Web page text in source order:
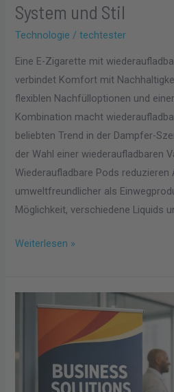
System und Stil
Technologie /techtester
Eine E-Zigarette mit
verbindet Komfort mit
flexiblen Nachfülloptionen und
Kombination macht
beliebten Trend in der Dampfer-
der Wahl einer wiederaufladbaren
Wiederaufladbare Pods reduzieren
umweltfreundlicher als
Möglichkeit, verschiedene Liquids
Weiterlesen »
Business-